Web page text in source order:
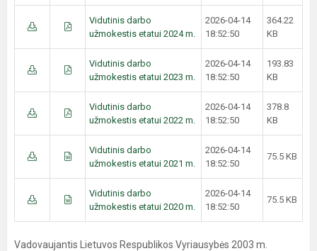
Vidutinis darbo
užmokestis etatui 2024 m.
2026-04-14
18:52:50
364.22
KB
Vidutinis darbo
užmokestis etatui 2023 m.
2026-04-14
18:52:50
193.83
KB
Vidutinis darbo
užmokestis etatui 2022 m.
2026-04-14
18:52:50
378.8
KB
Vidutinis darbo
užmokestis etatui 2021 m.
2026-04-14
18:52:50
75.5 KB
Vidutinis darbo
užmokestis etatui 2020 m.
2026-04-14
18:52:50
75.5 KB
Vadovaujantis Lietuvos Respublikos Vyriausybės 2003 m.